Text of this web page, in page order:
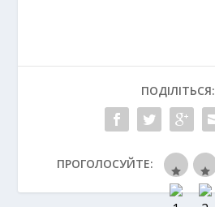
ПОДІЛІТЬСЯ:
ПРОГОЛОСУЙТЕ: